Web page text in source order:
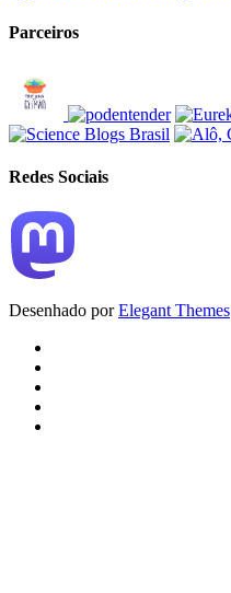
Parceiros
Redes Sociais
Desenhado porElegant Themes